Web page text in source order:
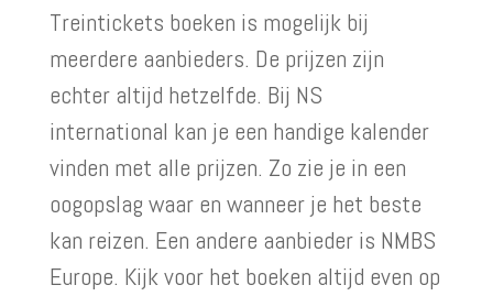
Treintickets boeken is mogelijk bij
meerdere aanbieders. De prijzen zijn
echter altijd hetzelfde. Bij NS
international kan je een handige kalender
vinden met alle prijzen. Zo zie je in een
oogopslag waar en wanneer je het beste
kan reizen. Een andere aanbieder is NMBS
Europe. Kijk voor het boeken altijd even op